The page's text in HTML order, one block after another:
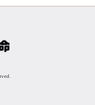
驚かせていたのです
くらいキレイになっ
もしてくれる。 こん